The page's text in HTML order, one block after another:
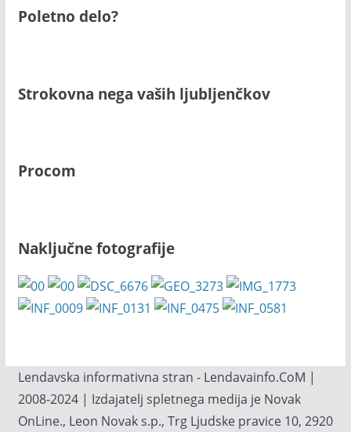
Poletno delo?
Strokovna nega vaših ljubljenčkov
Procom
Naključne fotografije
Lendavska informativna stran - Lendavainfo.CoM |
2008-2024 | Izdajatelj spletnega medija je Novak
OnLine., Leon Novak s.p., Trg Ljudske pravice 10, 2920